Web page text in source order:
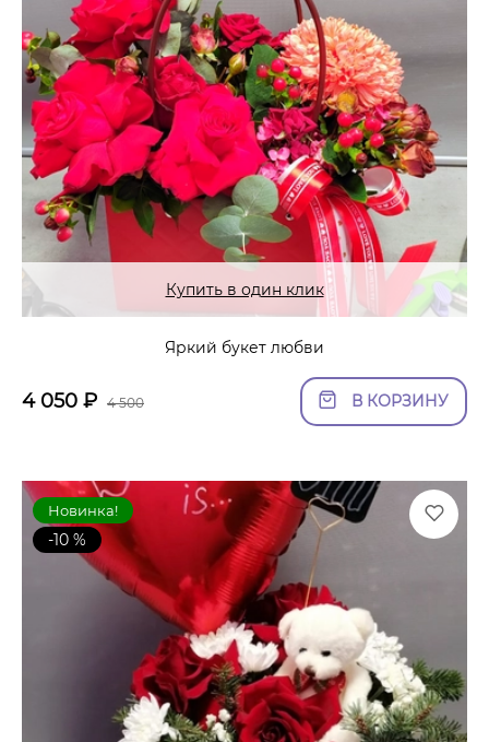
Купить в один клик
Яркий букет любви
4 050 ₽ 4 500 В КОРЗИНУ
Новинка!
-10 %